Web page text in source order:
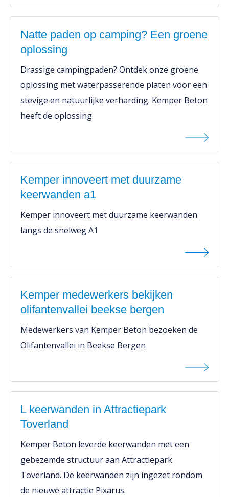
Natte paden op camping? Een groene
oplossing
Drassige campingpaden? Ontdek onze groene
oplossing met waterpasserende platen voor een
stevige en natuurlijke verharding. Kemper Beton
heeft de oplossing.
Kemper innoveert met duurzame
keerwanden a1
Kemper innoveert met duurzame keerwanden
langs de snelweg A1
Kemper medewerkers bekijken
olifantenvallei beekse bergen
Medewerkers van Kemper Beton bezoeken de
Olifantenvallei in Beekse Bergen
L keerwanden in Attractiepark
Toverland
Kemper Beton leverde keerwanden met een
gebezemde structuur aan Attractiepark
Toverland. De keerwanden zijn ingezet rondom
de nieuwe attractie Pixarus.